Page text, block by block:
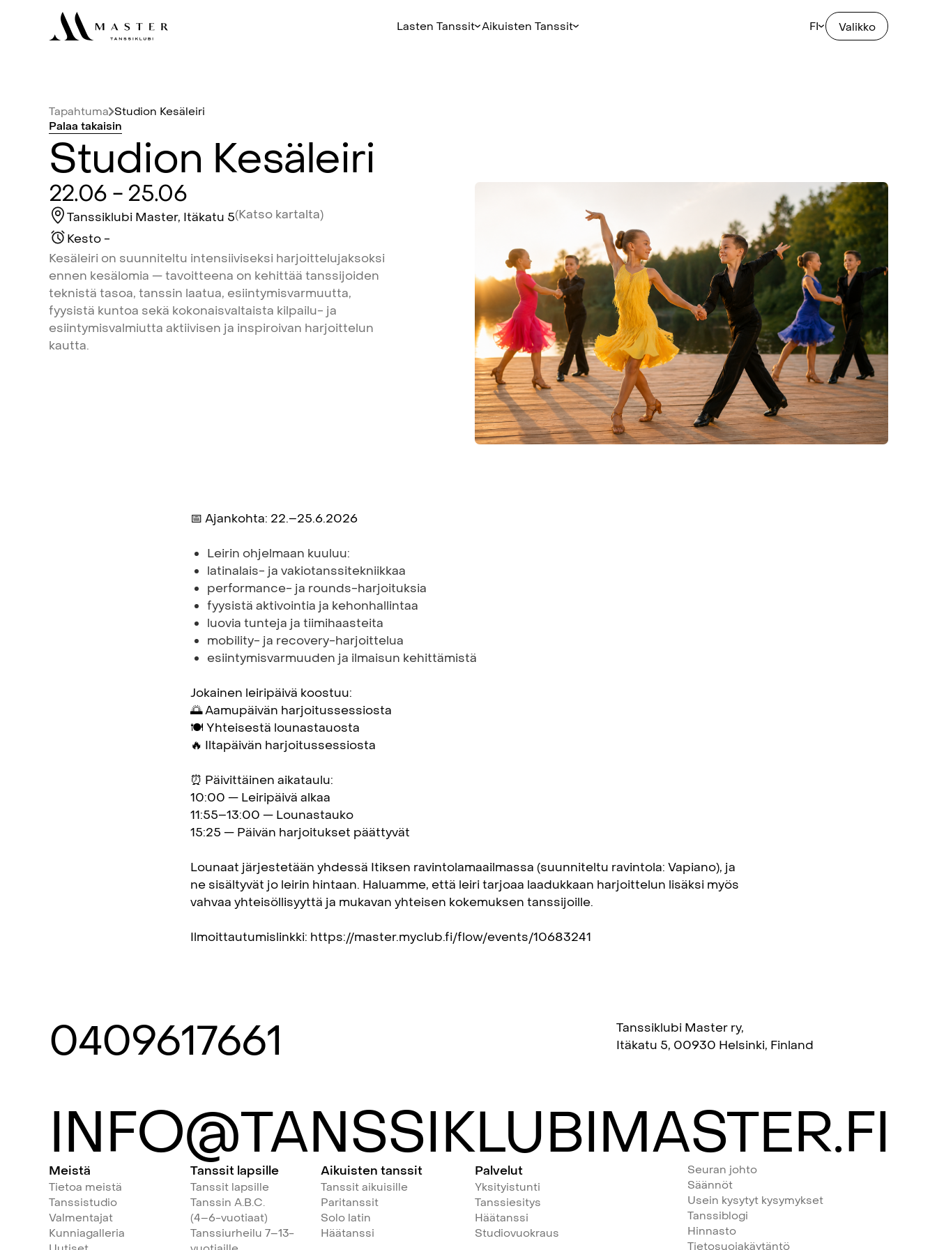
Lasten Tanssit Aikuisten Tanssit FI Valikko
Tapahtuma Studion Kesäleiri
Palaa takaisin
Studion Kesäleiri
22.06 - 25.06
Tanssiklubi Master, Itäkatu 5(Katso kartalta)
Kesto-
Kesäleiri on suunniteltu intensiiviseksi harjoittelujaksoksi
ennen kesälomia —tavoitteena on kehittää tanssijoiden
teknistä tasoa, tanssin laatua, esiintymisvarmuutta,
fyysistä kuntoa sekä kokonaisvaltaista kilpailu- ja
esiintymisvalmiutta aktiivisen ja inspiroivan harjoittelun
kautta.
📅 Ajankohta: 22.–25.6.2026
Leirin ohjelmaan kuuluu:
latinalais- ja vakiotanssitekniikkaa
performance- ja rounds-harjoituksia
fyysistä aktivointia ja kehonhallintaa
luovia tunteja ja tiimihaasteita
mobility- ja recovery-harjoittelua
esiintymisvarmuuden ja ilmaisun kehittämistä
Jokainen leiripäivä koostuu:
🌅 Aamupäivän harjoitussessiosta
🍽️ Yhteisestä lounastauosta
🔥 Iltapäivän harjoitussessiosta
⏰ Päivittäinen aikataulu:
10:00 — Leiripäivä alkaa
11:55–13:00 — Lounastauko
15:25 — Päivän harjoitukset päättyvät
Lounaat järjestetään yhdessä Itiksen ravintolamaailmassa (suunniteltu ravintola: Vapiano), ja
ne sisältyvät jo leirin hintaan. Haluamme, että leiri tarjoaa laadukkaan harjoittelun lisäksi myös
vahvaa yhteisöllisyyttä ja mukavan yhteisen kokemuksen tanssijoille.
Ilmoittautumislinkki: https://master.myclub.fi/flow/events/10683241
0409617661
Tanssiklubi Master ry,
Itäkatu 5, 00930 Helsinki, Finland
INFO@TANSSIKLUBIMASTER.FI
Meistä
Tietoa meistä
Tanssistudio
Valmentajat
Kunniagalleria
Tanssit lapsille
Tanssit lapsille
Tanssin A.B.C.
(4–6-vuotiaat)
Tanssiurheilu 7–13-
Aikuisten tanssit
Tanssit aikuisille
Paritanssit
Solo latin
Häätanssi
Palvelut
Yksityistunti
Tanssiesitys
Häätanssi
Studiovuokraus
Seuran johto
Säännöt
Usein kysytyt kysymykset
Tanssiblogi
Hinnasto
Tietosuojakäytäntö